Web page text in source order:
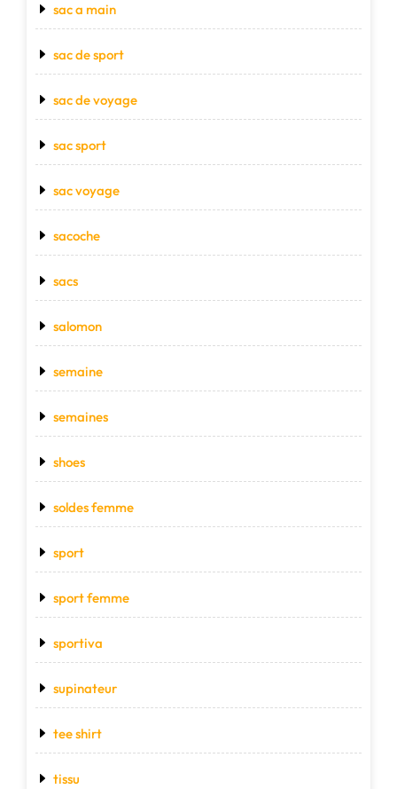
sac a main
sac de sport
sac de voyage
sac sport
sac voyage
sacoche
sacs
salomon
semaine
semaines
shoes
soldes femme
sport
sport femme
sportiva
supinateur
tee shirt
tissu